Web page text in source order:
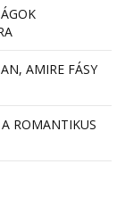
AMIRE FÁSY
ROMANTIKUS